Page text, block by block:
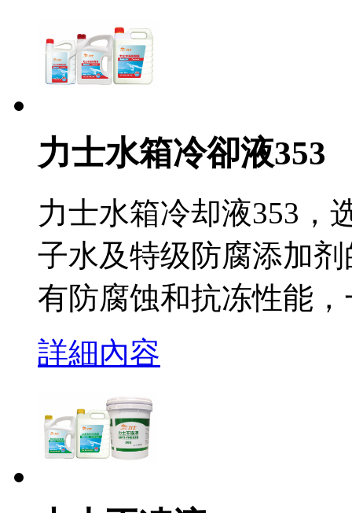
力士水箱冷卻液353
力士水箱冷却液353，
子水及特级防腐添加
有防腐蚀和抗冻性能
詳細內容